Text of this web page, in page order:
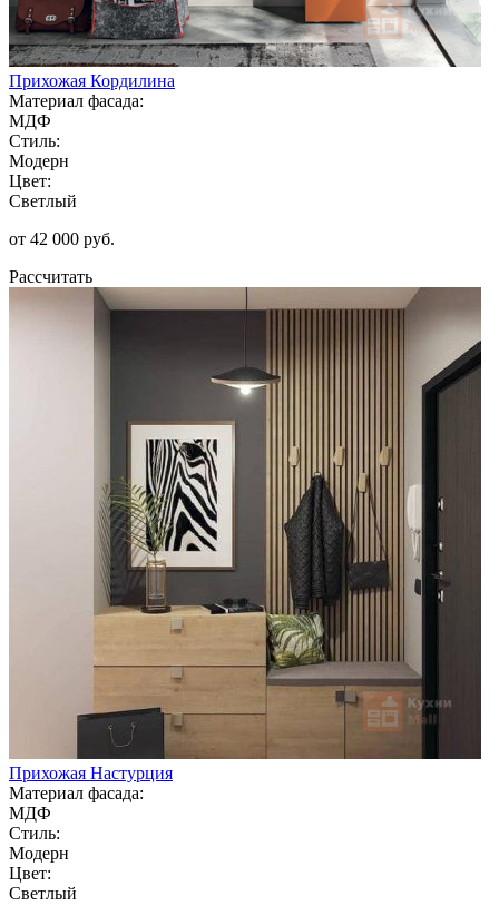
Прихожая Кордилина
Материал фасада:
МДФ
Стиль:
Модерн
Цвет:
Светлый
от 42 000 руб.
Рассчитать
Прихожая Настурция
Материал фасада:
МДФ
Стиль:
Модерн
Цвет:
Светлый